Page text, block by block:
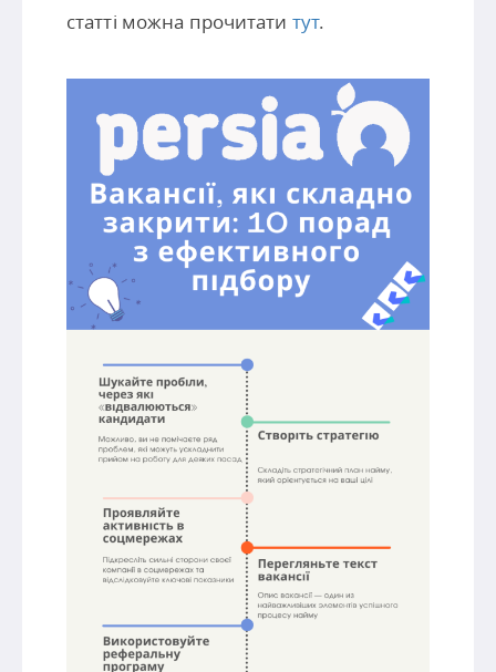
статті можна прочитати тут.